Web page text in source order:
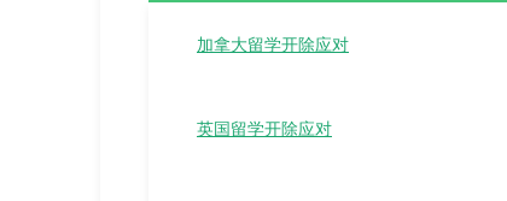
加拿大留学开除应对
英国留学开除应对